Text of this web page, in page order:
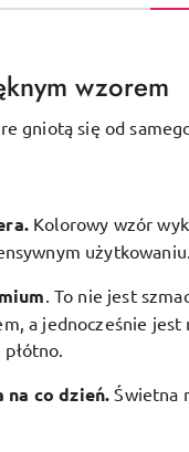
wzorem
gniotą się od
Kolorowy wzór
To nie jest
a jednocześnie
na co dzień. Świetna